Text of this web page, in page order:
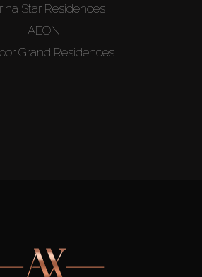
Star Residences
AEON
Grand Residences